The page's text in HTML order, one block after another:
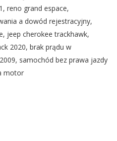
reno grand espace,
a dowód rejestracyjny,
jeep cherokee trackhawk,
2020, brak prądu w
samochód bez prawa jazdy
motor